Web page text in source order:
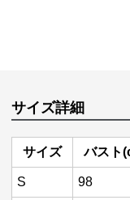
サイズ詳細
サイズ バスト
S 98